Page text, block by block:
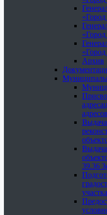
Архив
адресов
39.36
участка